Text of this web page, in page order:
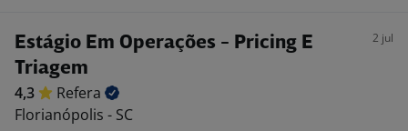
Estágio Em Operações - Pricing E
Triagem
2 jul
4,3
Refera
Florianópolis - SC